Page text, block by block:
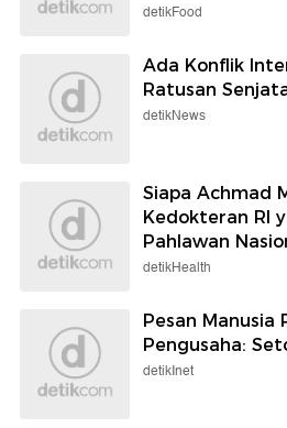
detikFood
Ada Konflik
Ratusan
detikNews
Siapa Achmad
Kedokteran RI
Pahlawan
detikHealth
Pesan Manusia
Pengusaha:
detikInet